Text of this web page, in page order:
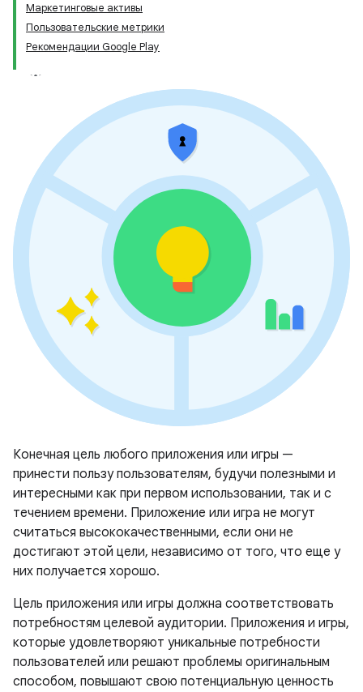
Маркетинговые активы
Пользовательские метрики
Рекомендации Google Play
Конечная цель любого приложения или игры —
принести пользу пользователям, будучи полезными и
интересными как при первом использовании, так и с
течением времени. Приложение или игра не могут
считаться высококачественными, если они не
достигают этой цели, независимо от того, что еще у
них получается хорошо.
Цель приложения или игры должна соответствовать
потребностям целевой аудитории. Приложения и игры,
которые удовлетворяют уникальные потребности
пользователей или решают проблемы оригинальным
способом, повышают свою потенциальную ценность